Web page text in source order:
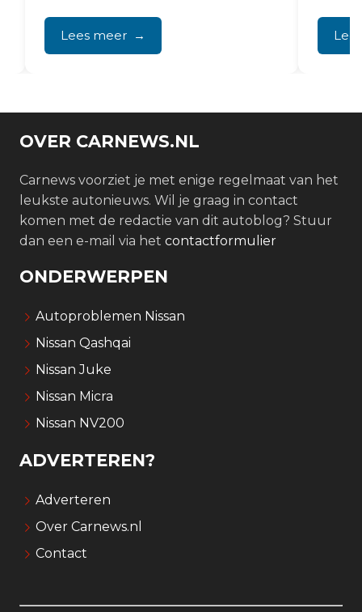
dat tot onverwachte motoruitval...
Lees meer
OVER CARNEWS.NL
Carnews voorziet je met enige regelmaat van het
leukste autonieuws. Wil je graag in contact
komen met de redactie van dit autoblog? Stuur
dan een e-mail via het contactformulier
ONDERWERPEN
Autoproblemen Nissan
Nissan Qashqai
Nissan Juke
Nissan Micra
Nissan NV200
ADVERTEREN?
Adverteren
Over Carnews.nl
Contact